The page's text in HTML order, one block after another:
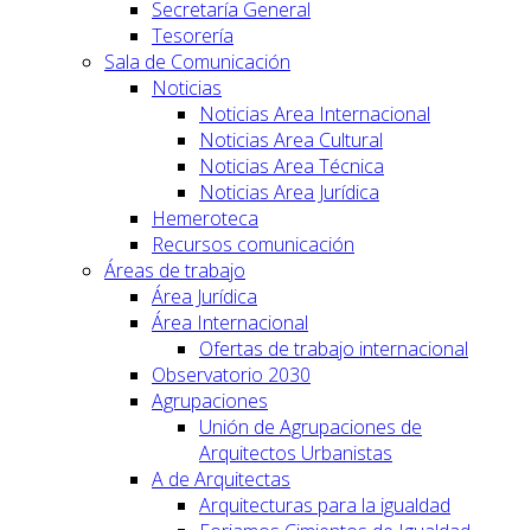
Secretaría General
Tesorería
Sala de Comunicación
Noticias
Noticias Area Internacional
Noticias Area Cultural
Noticias Area Técnica
Noticias Area Jurídica
Hemeroteca
Recursos comunicación
Áreas de trabajo
Área Jurídica
Área Internacional
Ofertas de trabajo internacional
Observatorio 2030
Agrupaciones
Unión de Agrupaciones de
Arquitectos Urbanistas
A de Arquitectas
Arquitecturas para la igualdad